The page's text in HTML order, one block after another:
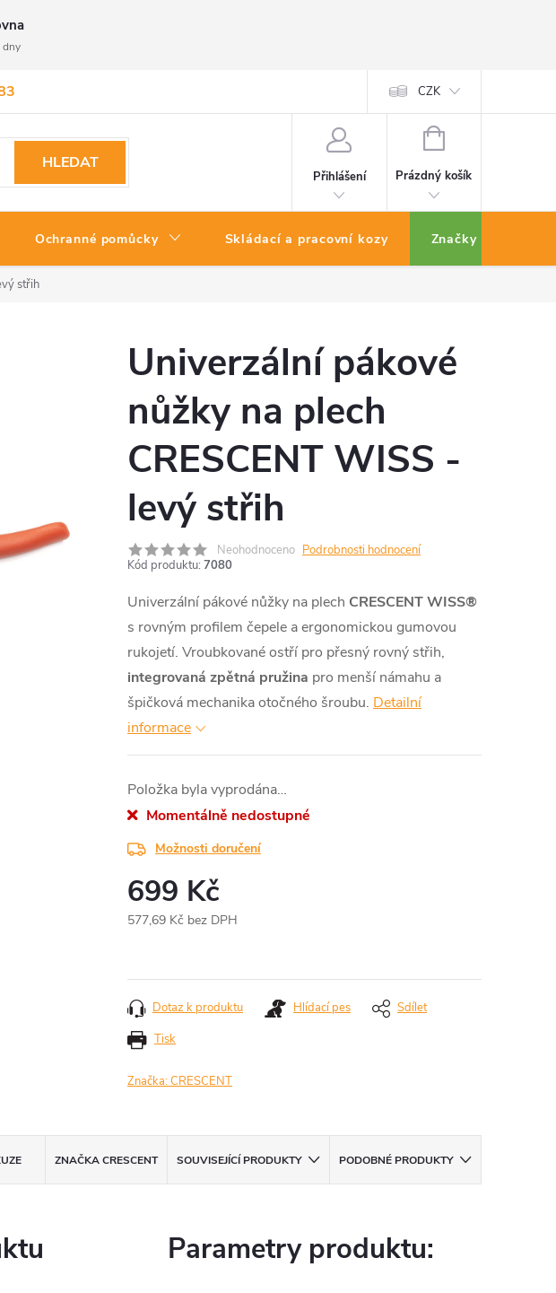
dny
CZK
HLEDAT
Přihlášení
NÁKUPNÍ
Prázdný košík
Ochranné pomůcky Skládací a pracovní kozy Značky
střih
Univerzální pákové
nůžky na plech
CRESCENT WISS -
levý střih
Neohodnoceno Podrobnosti hodnocení
Kód produktu: 7080
Univerzální pákové nůžky na plech CRESCENT WISS®
s rovným profilem čepele a ergonomickou gumovou
rukojetí. Vroubkované ostří pro přesný rovný střih,
integrovaná zpětná pružina pro menší námahu a
špičková mechanika otočného šroubu. Detailní
informace
Položka byla vyprodána…
Momentálně nedostupné
Možnosti doručení
699 Kč
577,69 Kč bez DPH
Tisk
Dotaz k produktu Hlídací pes Sdílet
Značka:CRESCENT
ZNAČKACRESCENT SOUVISEJÍCÍ PRODUKTY PODOBNÉ PRODUKTY
Parametry produktu: